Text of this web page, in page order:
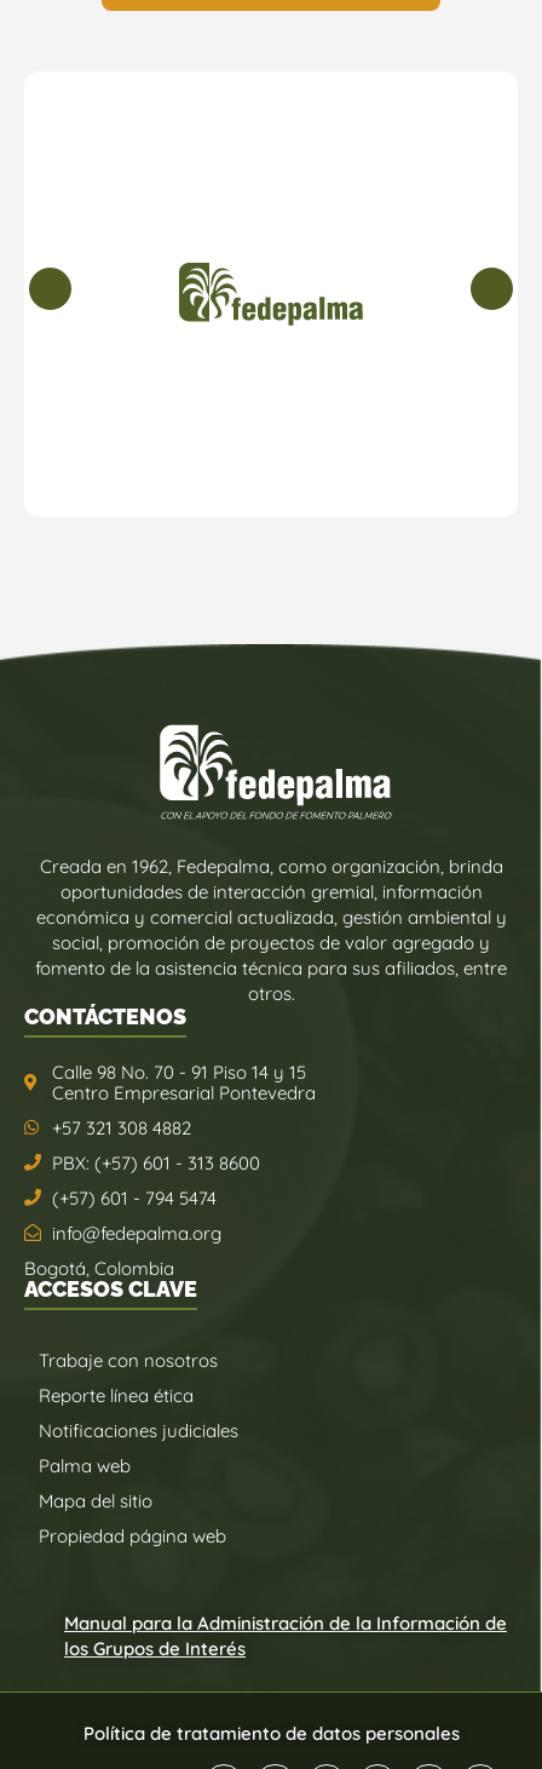
Creada en 1962, Fedepalma, como organización, brinda
oportunidades de interacción gremial, información
económica y comercial actualizada, gestión ambiental y
social, promoción de proyectos de valor agregado y
fomento de la asistencia técnica para sus afiliados, entre
otros.
CONTÁCTENOS
Calle 98 No. 70 - 91 Piso 14 y 15
Centro Empresarial Pontevedra
+57 321 308 4882
PBX: (+57) 601 - 313 8600
(+57) 601 - 794 5474
info@fedepalma.org
Bogotá, Colombia
ACCESOS CLAVE
Trabaje con nosotros
Reporte línea ética
Notificaciones judiciales
Palma web
Mapa del sitio
Propiedad página web
Manual para la Administración de la Información de
los Grupos de Interés
Política de tratamiento de datos personales